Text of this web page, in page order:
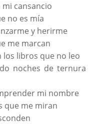
cansancio
no es mía
y herirme
me marcan
los libros que no leo
noches de ternura
mi nombre
que me miran